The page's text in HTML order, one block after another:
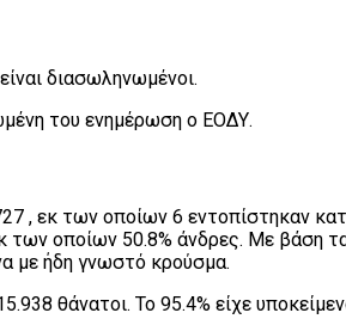
διασωληνωμένοι.
του ενημέρωση ο ΕΟΔΥ.
, εκ των οποίων 6 εντοπίστηκαν
των οποίων 50.8% άνδρες. Με βάση
με ήδη γνωστό κρούσμα.
θάνατοι. Το 95.4% είχε